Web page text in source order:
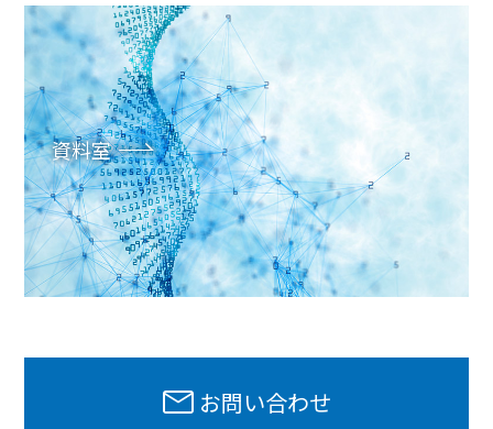
資料室
お問い合わせ